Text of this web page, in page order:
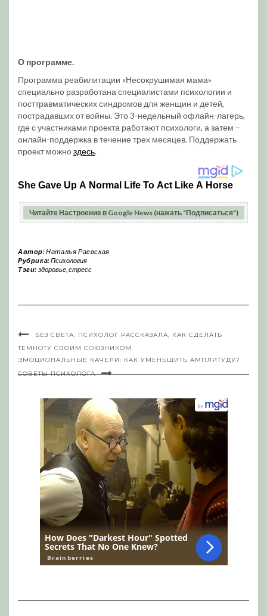
О программе.
Программа реабилитации «Несокрушимая мама»
специально разработана специалистами психологии и
посттравматических синдромов для женщин и детей,
пострадавших от войны. Это 3-недельный офлайн-лагерь,
где с участниками проекта работают психологи, а затем –
онлайн-поддержка в течение трех месяцев. Поддержать
проект можноздесь.
Читайте Настроение в Google News (нажать "Подписаться")
Автор:Наталья Раевская
Рубрика:Психология
Тэги: здоровье, стресс
БЕЗ СВЕТА. ПСИХОЛОГ РАССКАЗАЛА, КАК СДЕЛАТЬ
ТЕМНОТУ СВОИМ СОЮЗНИКОМ
ЭМОЦИОНАЛЬНЫЕ КАЧЕЛИ: КАК УМЕНЬШИТЬ АМПЛИТУДУ?
СОВЕТЫ ПСИХОЛОГА